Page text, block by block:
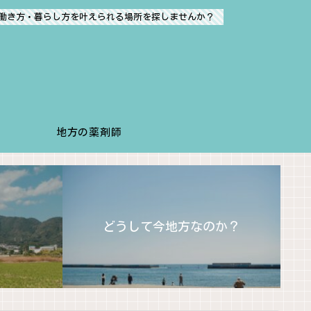
き方・暮らし方を叶えられる場所を探しませんか？
地方の薬剤師
どうして今地方なのか？